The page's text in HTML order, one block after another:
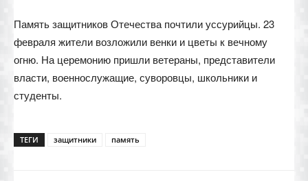
Память защитников Отечества почтили уссурийцы. 23
февраля жители возложили венки и цветы к вечному
огню. На церемонию пришли ветераны, представители
власти, военнослужащие, суворовцы, школьники и
студенты.
ТЕГИ защитники память